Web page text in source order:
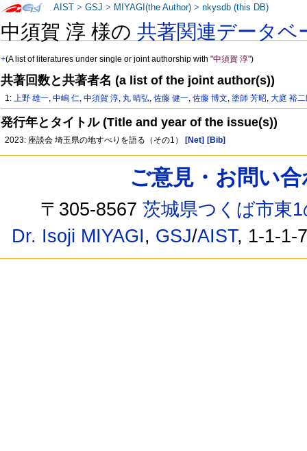
中須賀 淳 様の共著関連データベ
+(A list of literatures under single or joint authorship with"中須賀 淳")
共著回数と共著者名 (a list of the joint author(s))
1:上野 雄一,中嶋 仁,中須賀 淳, 丸 晴弘,佐藤 健一,佐藤 博文,塗師 芳昭,大庭 裕
発行年とタイトル (Title and year of the issue(s))
2023: 座談会 埼玉県の地すべりを語る（その1） [Net] [Bib]
AIST >GSJ > MIYAGI(the Author) >nkysdb (this DB)
ご意見・お問い
〒305-8567茨城県つくば市東
Dr. Isoji MIYAGI, GSJ/AIST, 1-1-1-